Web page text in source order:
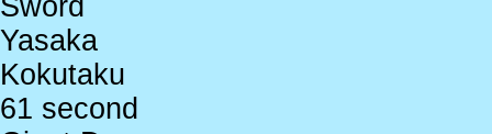
Yasaka
Kokutaku
61 second